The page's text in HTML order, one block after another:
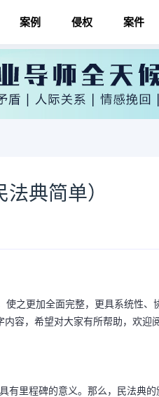
案例 侵权 案件
典简单）
使之更加全面完整，更具系统性、
容，希望对大家有所帮助，欢迎
有里程碑的意义。那么，民法典
民法典简